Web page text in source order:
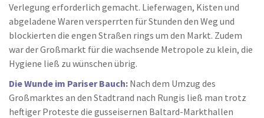
Verlegung erforderlich gemacht. Lieferwagen, Kisten und
abgeladene Waren versperrten für Stunden den Weg und
blockierten die engen Straßen rings um den Markt. Zudem
war der Großmarkt für die wachsende Metropole zu klein, die
Hygiene ließ zu wünschen übrig.
Die Wunde im Pariser Bauch: Nach dem Umzug des
Großmarktes an den Stadtrand nach Rungis ließ man trotz
heftiger Proteste die gusseisernen Baltard-Markthallen